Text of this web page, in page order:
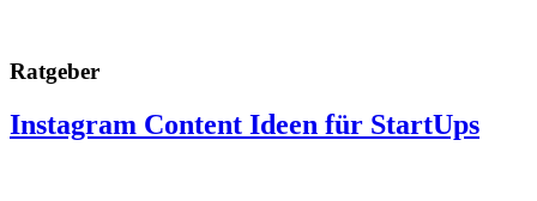
Ratgeber
Instagram Content Ideen für StartUps